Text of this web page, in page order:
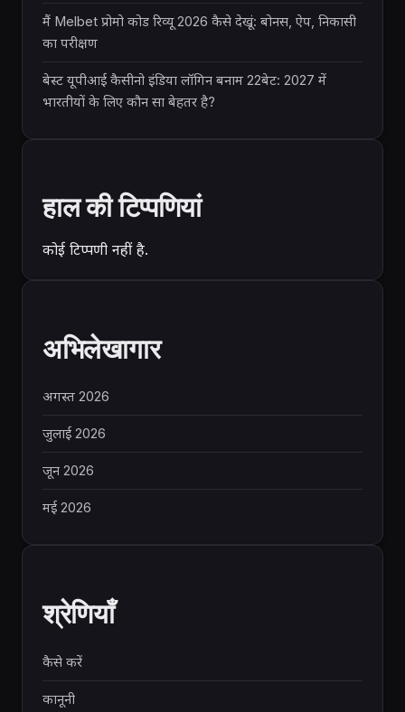
मैं Melbet प्रोमो कोड रिव्यू 2026 कैसे देखूं: बोनस, ऐप, निकासी
का परीक्षण
बेस्ट यूपीआई कैसीनो इंडिया लॉगिन बनाम 22बेट: 2027 में
भारतीयों के लिए कौन सा बेहतर है?
हाल की टिप्पणियां
कोई टिप्पणी नहीं है.
अभिलेखागार
अगस्त 2026
जुलाई 2026
जून 2026
मई 2026
श्रेणियाँ
कैसे करें
कानूनी